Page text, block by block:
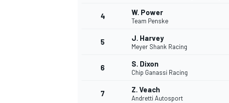
4 W. Power
Team Penske
5 J. Harvey
Meyer Shank Racing
6 S. Dixon
Chip Ganassi Racing
7 Z. Veach
Andretti Autosport